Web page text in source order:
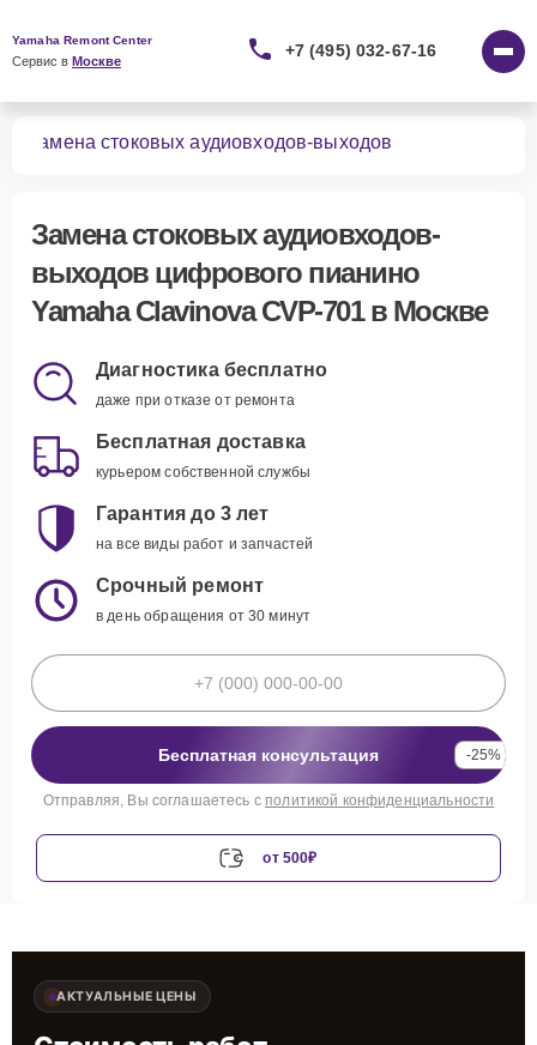
Yamaha Remont Center
Сервис в Москве
+7 (495) 032-67-16
Замена стоковых аудиовходов-выходов
Замена стоковых аудиовходов-
выходов цифрового пианино
Yamaha Clavinova CVP-701 в Москве
Диагностика бесплатно
даже при отказе от ремонта
Бесплатная доставка
курьером собственной службы
Гарантия до 3 лет
на все виды работ и запчастей
Срочный ремонт
в день обращения от 30 минут
Бесплатная консультация -25%
Отправляя, Вы соглашаетесь с политикой конфиденциальности
от 500₽
АКТУАЛЬНЫЕ ЦЕНЫ